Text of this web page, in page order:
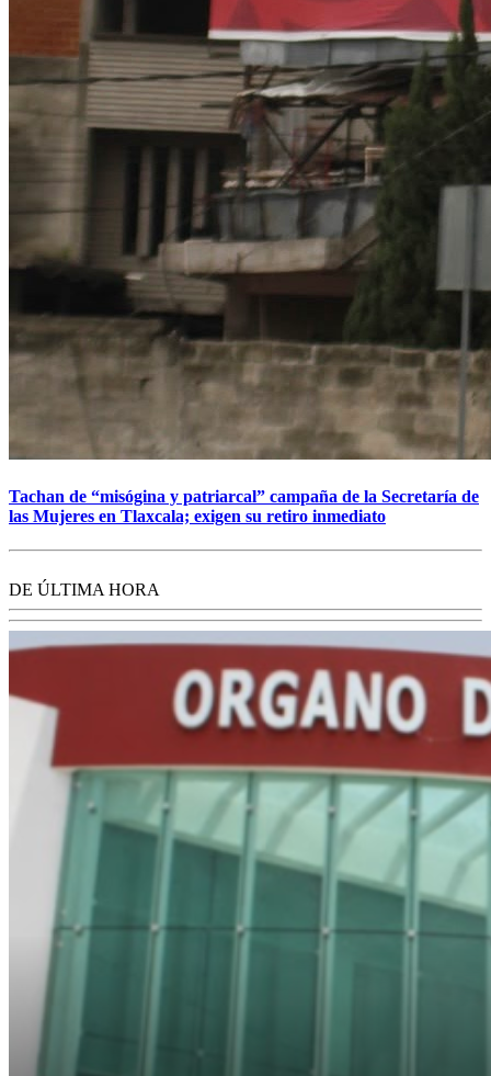
Tachan de “misógina y patriarcal” campaña de la Secretaría de
las Mujeres en Tlaxcala; exigen su retiro inmediato
DE ÚLTIMA HORA